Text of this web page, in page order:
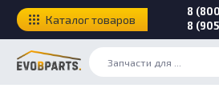
8
8
Каталог товаров